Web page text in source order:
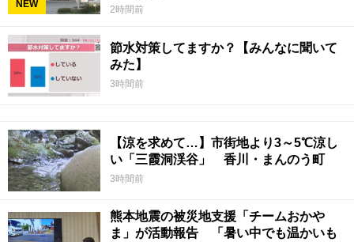
NEW 2時間前
節水対策してますか？【みんなに聞いて
みた】
3時間前
【涼を求めて…】市街地より3～5℃涼し
い「三霞洞渓谷」 香川・まんのう町
3時間前
熊本地震の被災地支援「チームおかや
ま」が活動報告 「暑い中でも温かいも